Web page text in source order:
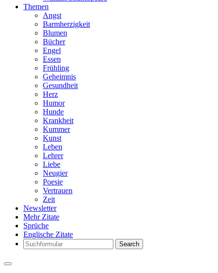
Themen
Angst
Barmherzigkeit
Blumen
Bücher
Engel
Essen
Frühling
Geheimnis
Gesundheit
Herz
Humor
Hunde
Krankheit
Kummer
Kunst
Leben
Lehrer
Liebe
Neugier
Poesie
Vertrauen
Zeit
Newsletter
Mehr Zitate
Sprüche
Englische Zitate
Search